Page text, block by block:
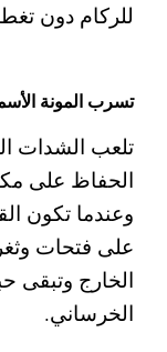
للركام دون
تسرب المونة
تلعب الشدات
الحفاظ على
وعندما تكون
على فتحات
الخارج وتبقى
الخرساني.